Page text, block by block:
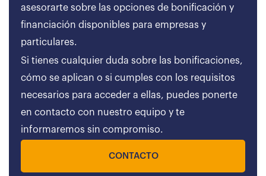
asesorarte sobre las opciones de bonificación y
financiación disponibles para empresas y
particulares.
Si tienes cualquier duda sobre las bonificaciones,
cómo se aplican o si cumples con los requisitos
necesarios para acceder a ellas, puedes ponerte
en contacto con nuestro equipo y te
informaremos sin compromiso.
CONTACTO